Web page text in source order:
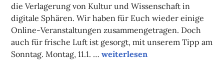
die Verlagerung von Kultur und Wissenschaft in
digitale Sphären. Wir haben für Euch wieder einige
Online-Veranstaltungen zusammengetragen. Doch
auch für frische Luft ist gesorgt, mit unserem Tipp am
Sonntag. Montag, 11.1. …Unsere Onlinetipps der Woche
weiterlesen